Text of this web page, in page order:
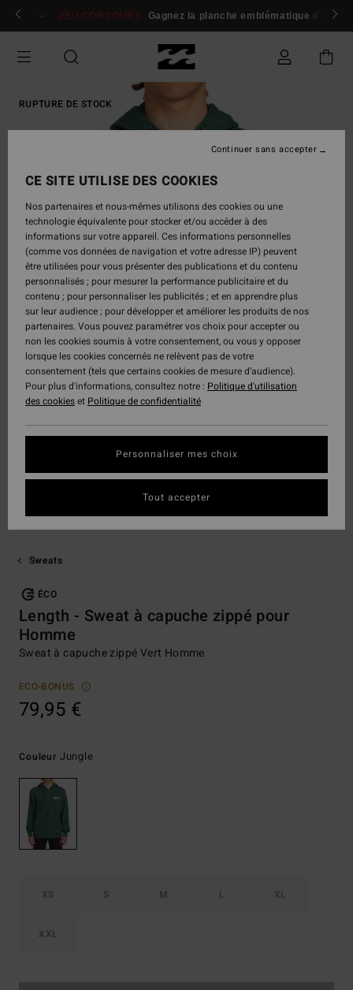
Passer
Se connecter / s'inscrire
JEU CONCOURS Gagnez la planche emblématique d'Andy
RUPTURE DE STOCK
Sweats
ÉCO
Length - Sweat à capuche zippé pour
Homme
Sweat à capuche zippé Vert Homme
ECO-BONUS
79,95 €
Couleur Jungle
XS S M L XL
XXL
CE SITE UTILISE DES COOKIES
Nos partenaires et nous-mêmes utilisons des cookies ou une
technologie équivalente pour stocker et/ou accéder à des
informations sur votre appareil. Ces informations personnelles
(comme vos données de navigation et votre adresse IP) peuvent
être utilisées pour vous présenter des publications et du contenu
personnalisés ; pour mesurer la performance publicitaire et du
contenu ; pour personnaliser les publicités ; et en apprendre plus
sur leur audience ; pour développer et améliorer les produits de nos
partenaires. Vous pouvez paramétrer vos choix pour accepter ou
non les cookies soumis à votre consentement, ou vous y opposer
lorsque les cookies concernés ne relèvent pas de votre
consentement (tels que certains cookies de mesure d’audience).
Pour plus d'informations, consultez notre : Politique d'utilisation
des cookieset Politique de confidentialité
Personnaliser mes choix
Continuer sans accepter
Tout accepter